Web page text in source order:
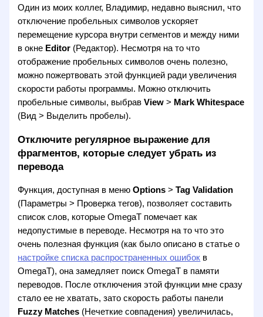
Один из моих коллег, Владимир, недавно выяснил, что
отключение пробельных символов ускоряет
перемещение курсора внутри сегментов и между ними
в окне Editor (Редактор). Несмотря на то что
отображение пробельных символов очень полезно,
можно пожертвовать этой функцией ради увеличения
скорости работы программы. Можно отключить
пробельные символы, выбравView > Mark Whitespace
(Вид > Выделить пробелы).
Отключите регулярное выражение для
фрагментов, которые следует убрать из
перевода
Функция, доступная в менюOptions >Tag Validation
(Параметры > Проверка тегов), позволяет составить
список слов, которые OmegaT помечает как
недопустимые в переводе. Несмотря на то что это
очень полезная функция (как было описано в статье о
настройке списка распространенных ошибок в
OmegaT), она замедляет поиск OmegaT в памяти
переводов. После отключения этой функции мне сразу
стало ее не хватать, зато скорость работы панели
Fuzzy Matches (Нечеткие совпадения) увеличилась,